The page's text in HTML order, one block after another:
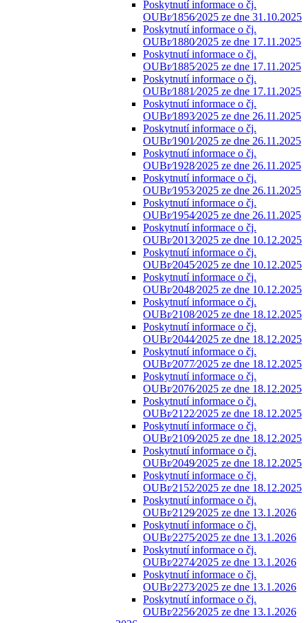
Poskytnutí informace o čj.
OUBr⁄1856⁄2025 ze dne 31.10.2025
Poskytnutí informace o čj.
OUBr⁄1880⁄2025 ze dne 17.11.2025
Poskytnutí informace o čj.
OUBr⁄1885⁄2025 ze dne 17.11.2025
Poskytnutí informace o čj.
OUBr⁄1881⁄2025 ze dne 17.11.2025
Poskytnutí informace o čj.
OUBr⁄1893⁄2025 ze dne 26.11.2025
Poskytnutí informace o čj.
OUBr⁄1901⁄2025 ze dne 26.11.2025
Poskytnutí informace o čj.
OUBr⁄1928⁄2025 ze dne 26.11.2025
Poskytnutí informace o čj.
OUBr⁄1953⁄2025 ze dne 26.11.2025
Poskytnutí informace o čj.
OUBr⁄1954⁄2025 ze dne 26.11.2025
Poskytnutí informace o čj.
OUBr⁄2013⁄2025 ze dne 10.12.2025
Poskytnutí informace o čj.
OUBr⁄2045⁄2025 ze dne 10.12.2025
Poskytnutí informace o čj.
OUBr⁄2048⁄2025 ze dne 10.12.2025
Poskytnutí informace o čj.
OUBr⁄2108⁄2025 ze dne 18.12.2025
Poskytnutí informace o čj.
OUBr⁄2044⁄2025 ze dne 18.12.2025
Poskytnutí informace o čj.
OUBr⁄2077⁄2025 ze dne 18.12.2025
Poskytnutí informace o čj.
OUBr⁄2076⁄2025 ze dne 18.12.2025
Poskytnutí informace o čj.
OUBr⁄2122⁄2025 ze dne 18.12.2025
Poskytnutí informace o čj.
OUBr⁄2109⁄2025 ze dne 18.12.2025
Poskytnutí informace o čj.
OUBr⁄2049⁄2025 ze dne 18.12.2025
Poskytnutí informace o čj.
OUBr⁄2152⁄2025 ze dne 18.12.2025
Poskytnutí informace o čj.
OUBr⁄2129⁄2025 ze dne 13.1.2026
Poskytnutí informace o čj.
OUBr⁄2275⁄2025 ze dne 13.1.2026
Poskytnutí informace o čj.
OUBr⁄2274⁄2025 ze dne 13.1.2026
Poskytnutí informace o čj.
OUBr⁄2273⁄2025 ze dne 13.1.2026
Poskytnutí informace o čj.
OUBr⁄2256⁄2025 ze dne 13.1.2026